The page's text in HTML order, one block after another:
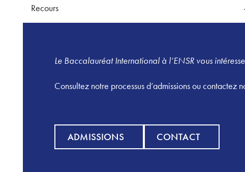
Recours
Le Baccalauréat International à l’ENSR vous
Consultez notre processus d’admissions ou contactez
ADMISSIONS CONTACT